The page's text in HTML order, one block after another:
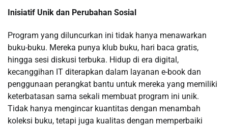
Inisiatif Unik dan Perubahan Sosial
Program yang diluncurkan ini tidak hanya menawarkan
buku-buku. Mereka punya klub buku, hari baca gratis,
hingga sesi diskusi terbuka. Hidup di era digital,
kecanggihan IT diterapkan dalam layanan e-book dan
penggunaan perangkat bantu untuk mereka yang memiliki
keterbatasan sama sekali membuat program ini unik.
Tidak hanya mengincar kuantitas dengan menambah
koleksi buku, tetapi juga kualitas dengan memperbaiki